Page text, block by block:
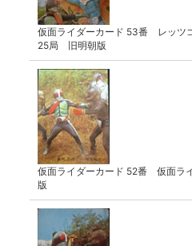
仮面ライダーカード 53番 レッ
25局 旧明朝版
仮面ライダーカード 52番 仮面
版